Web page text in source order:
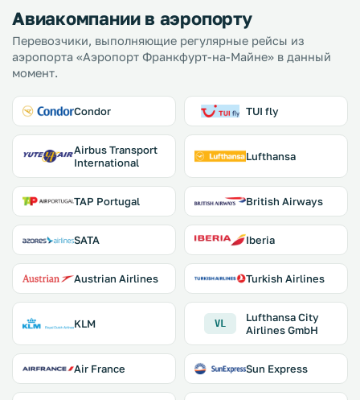
Авиакомпании в аэропорту
Перевозчики, выполняющие регулярные рейсы из
аэропорта «Аэропорт Франкфурт-на-Майне» в данный
момент.
Condor TUI fly
Airbus Transport
International
Lufthansa
TAP Portugal British Airways
SATA Iberia
Austrian Airlines Turkish Airlines
KLM VL
Lufthansa City
Airlines GmbH
Air France Sun Express